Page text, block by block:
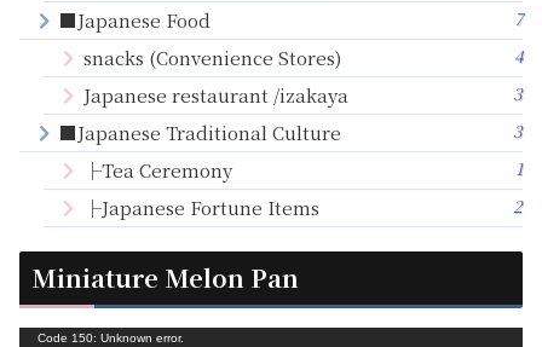
■Japanese Food 7
snacks (Convenience Stores) 4
Japanese restaurant /izakaya 3
■Japanese Traditional Culture 3
├Tea Ceremony 1
├Japanese Fortune Items 2
Miniature Melon Pan
Code 150: Unknown error.